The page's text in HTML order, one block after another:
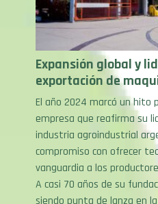
Expansión global y
exportación de
El año 2024 marcó un hito
empresa que reafirma su
industria agroindustrial
compromiso con ofrecer
vanguardia a los
A casi 70 años de su
siendo punta de lanza en la
tecnología agrícola […]